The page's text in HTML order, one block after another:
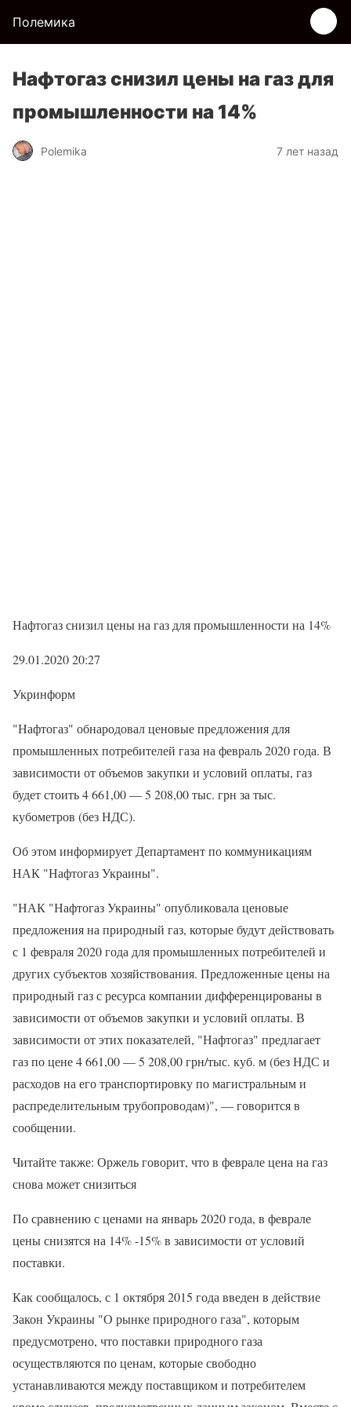
Полемика
Нафтогаз снизил цены на газ для
промышленности на 14%
Polemika 7 лет назад
Нафтогаз снизил цены на газ для промышленности на 14%
29.01.2020 20:27
Укринформ
"Нафтогаз" обнародовал ценовые предложения для
промышленных потребителей газа на февраль 2020 года. В
зависимости от объемов закупки и условий оплаты, газ
будет стоить 4 661,00 — 5 208,00 тыс. грн за тыс.
кубометров (без НДС).
Об этом информирует Департамент по коммуникациям
НАК "Нафтогаз Украины".
"НАК "Нафтогаз Украины" опубликовала ценовые
предложения на природный газ, которые будут действовать
с 1 февраля 2020 года для промышленных потребителей и
других субъектов хозяйствования. Предложенные цены на
природный газ с ресурса компании дифференцированы в
зависимости от объемов закупки и условий оплаты. В
зависимости от этих показателей, "Нафтогаз" предлагает
газ по цене 4 661,00 — 5 208,00 грн/тыс. куб. м (без НДС и
расходов на его транспортировку по магистральным и
распределительным трубопроводам)", — говорится в
сообщении.
Читайте также: Оржель говорит, что в феврале цена на газ
снова может снизиться
По сравнению с ценами на январь 2020 года, в феврале
цены снизятся на 14% -15% в зависимости от условий
поставки.
Как сообщалось, с 1 октября 2015 года введен в действие
Закон Украины "О рынке природного газа", которым
предусмотрено, что поставки природного газа
осуществляются по ценам, которые свободно
устанавливаются между поставщиком и потребителем